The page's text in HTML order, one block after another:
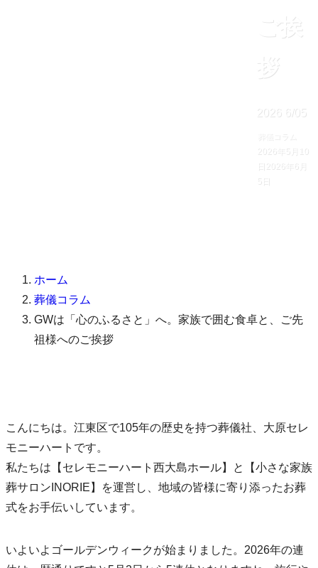
ご挨
拶
2026 6/05
葬儀コラム
2026年5月10
2026年6月
5日
ホーム
葬儀コラム
GWは「心のふるさと」へ。家族で囲む食卓と、ご先
祖様へのご挨拶
こんにちは。江東区で105年の歴史を持つ葬儀社、大原セレ
モニーハートです。
私たちは【セレモニーハート西大島ホール】と【小さな家族
葬サロンINORIE】を運営し、地域の皆様に寄り添ったお葬
式をお手伝いしています。
いよいよゴールデンウィークが始まりました。2026年の連